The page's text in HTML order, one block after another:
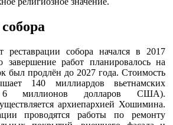
реставрации собора начался в 2017
завершение работ планировалось на
был продлён до 2027 года. Стоимость
140 миллиардов вьетнамских
миллионов долларов США).
архиепархией Хошимина.
проводятся работы по ремонту